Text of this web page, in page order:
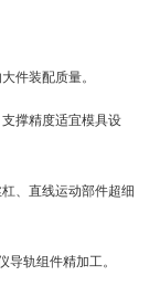
件装配质量。
撑精度适宜模具设
、直线运动部件超细
导轨组件精加工。